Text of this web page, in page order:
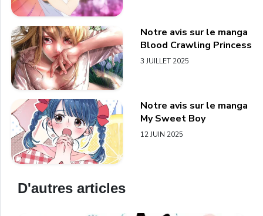
Notre avis sur le manga
Blood Crawling Princess
3 JUILLET 2025
Notre avis sur le manga
My Sweet Boy
12 JUIN 2025
D'autres articles